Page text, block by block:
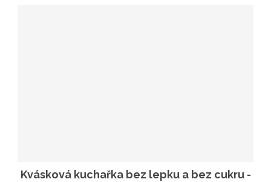
Kvásková kuchařka bez lepku a bez cukru -